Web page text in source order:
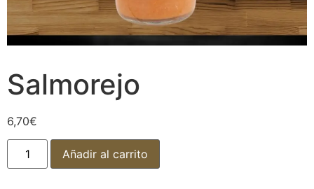
Salmorejo
6,70€
Añadir al carrito